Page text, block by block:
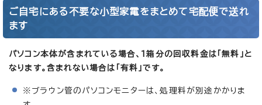
ご自宅にある不要な小型家電をまとめて宅配便で送れ
ます
パソコン本体が含まれている場合、1箱分の回収料金は「無料」と
なります。含まれない場合は「有料」です。
※ブラウン管のパソコンモニターは、処理料が別途かかりま